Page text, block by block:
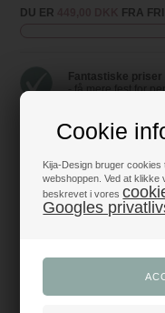
Cookie
Kija-Design bruger
webshoppen. Ved at
beskrevet i vores
Googles
DU ER FRA
Fantastiske priser
- få mere fest for
Produkter i
Trustpilot 5/5 -
+1200 glade
Dansk webshop
- med hurtig